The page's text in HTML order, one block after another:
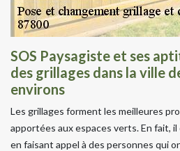
SOS Paysagiste et ses
des grillages dans la ville
environs
Les grillages forment les meilleures
apportées aux espaces verts. En fait,
en faisant appel à des personnes qui